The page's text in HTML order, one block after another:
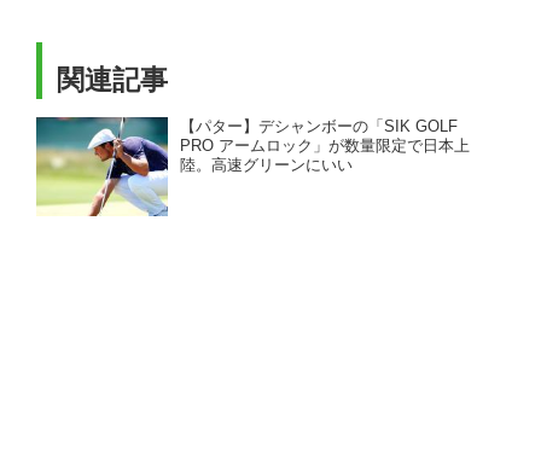
関連記事
【パター】デシャンボーの「SIK GOLF
PRO アームロック」が数量限定で日本上
陸。高速グリーンにいい